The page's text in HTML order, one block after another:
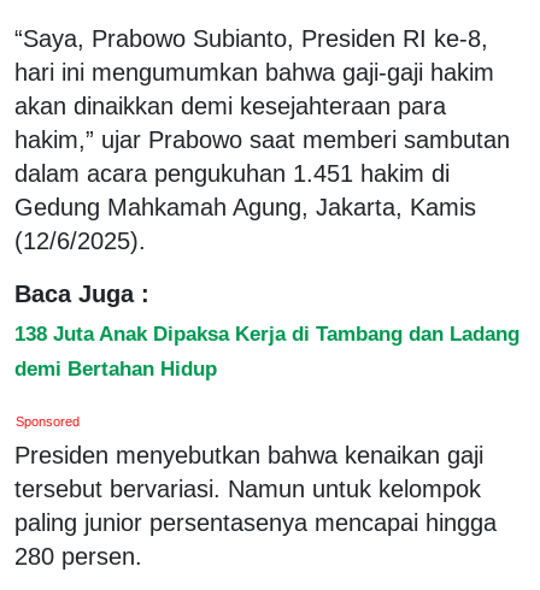
“Saya, Prabowo Subianto, Presiden RI ke-8,
hari ini mengumumkan bahwa gaji-gaji hakim
akan dinaikkan demi kesejahteraan para
hakim,” ujar Prabowo saat memberi sambutan
dalam acara pengukuhan 1.451 hakim di
Gedung Mahkamah Agung, Jakarta, Kamis
(12/6/2025).
Baca Juga :
138 Juta Anak Dipaksa Kerja di Tambang dan Ladang
demi Bertahan Hidup
Sponsored
Presiden menyebutkan bahwa kenaikan gaji
tersebut bervariasi. Namun untuk kelompok
paling junior persentasenya mencapai hingga
280 persen.